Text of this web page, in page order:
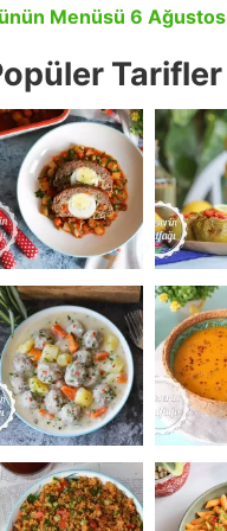
Menüsü 6 Ağustos
Tarifler